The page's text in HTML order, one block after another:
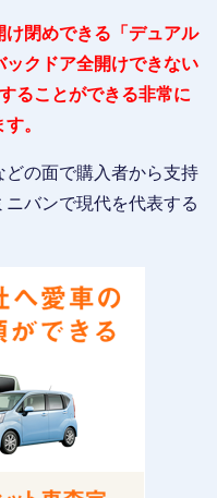
け閉めできる「デュアル
クドア全開けできない
ることができる非常に
。
の面で購入者から支持
バンで現代を代表する